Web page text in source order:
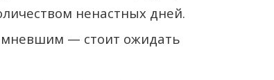
ненастных дней.
— стоит ожидать